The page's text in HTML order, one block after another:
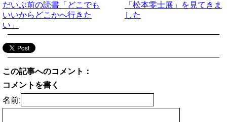
だいぶ前の読書「どこでも
いいからどこかへ行きた
い」
「松本零士展」を見てきま
した
この記事へのコメント：
コメントを書く
名前: